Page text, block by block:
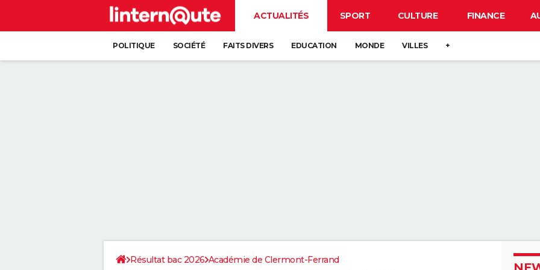
ACTUALITÉS SPORT CULTURE FINANCE
POLITIQUE SOCIÉTÉ FAITS DIVERS EDUCATION MONDE VILLES +
Résultat bac 2026 Académie de Clermont-Ferrand